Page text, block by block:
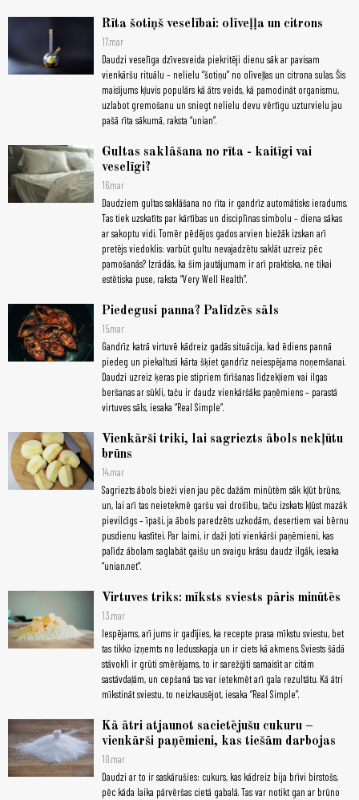
Rīta šotiņš veselībai: olīveļļa un citrons
17.mar
Daudzi veselīga dzīvesveida piekritēji dienu sāk ar pavisam
vienkāršu rituālu – nelielu “šotiņu” no olīveļļas un citrona sulas. Šis
maisījums kļuvis populārs kā ātrs veids, kā pamodināt organismu,
uzlabot gremošanu un sniegt nelielu devu vērtīgu uzturvielu jau
pašā rīta sākumā, raksta “unian”.
Gultas saklāšana no rīta - kaitīgi vai
veselīgi?
16.mar
Daudziem gultas saklāšana no rīta ir gandrīz automātisks ieradums.
Tas tiek uzskatīts par kārtības un disciplīnas simbolu – diena sākas
ar sakoptu vidi. Tomēr pēdējos gados arvien biežāk izskan arī
pretējs viedoklis: varbūt gultu nevajadzētu saklāt uzreiz pēc
pamošanās? Izrādās, ka šim jautājumam ir arī praktiska, ne tikai
estētiska puse, raksta “Very Well Health”.
Piedegusi panna? Palīdzēs sāls
15.mar
Gandrīz katrā virtuvē kādreiz gadās situācija, kad ēdiens pannā
piedeg un piekaltusī kārta šķiet gandrīz neiespējama noņemšanai.
Daudzi uzreiz ķeras pie stipriem tīrīšanas līdzekļiem vai ilgas
beršanas ar sūkli, taču ir daudz vienkāršāks paņēmiens – parastā
virtuves sāls, iesaka “Real Simple”.
Vienkārši triki, lai sagriezts ābols nekļūtu
brūns
14.mar
Sagriezts ābols bieži vien jau pēc dažām minūtēm sāk kļūt brūns,
un, lai arī tas neietekmē garšu vai drošību, taču izskats kļūst mazāk
pievilcīgs – īpaši, ja ābols paredzēts uzkodām, desertiem vai bērnu
pusdienu kastītei. Par laimi, ir daži ļoti vienkārši paņēmieni, kas
palīdz ābolam saglabāt gaišu un svaigu krāsu daudz ilgāk, iesaka
“unian.net”.
Virtuves triks: mīksts sviests pāris minūtēs
13.mar
Iespējams, arī jums ir gadījies, ka recepte prasa mīkstu sviestu, bet
tas tikko izņemts no ledusskapja un ir ciets kā akmens. Sviests šādā
stāvoklī ir grūti smērējams, to ir sarežģīti samaisīt ar citām
sastāvdaļām, un cepšanā tas var ietekmēt arī gala rezultātu. Kā ātri
mīkstināt sviestu, to neizkausējot, iesaka “Real Simple”.
Kā ātri atjaunot sacietējušu cukuru –
vienkārši paņēmieni, kas tiešām darbojas
10.mar
Daudzi ar to ir saskārušies: cukurs, kas kādreiz bija brīvi birstošs,
pēc kāda laika pārvēršas cietā gabalā. Tas var notikt gan ar brūno